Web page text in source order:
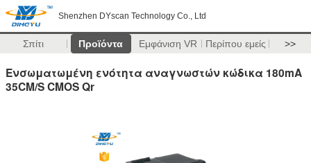
Shenzhen DYscan Technology Co., Ltd
Σπίτι Προϊόντα Εμφάνιση VR Περίπου εμείς >>
Ενσωματωμένη ενότητα αναγνωστών κώδικα 180mA
35CM/S CMOS Qr